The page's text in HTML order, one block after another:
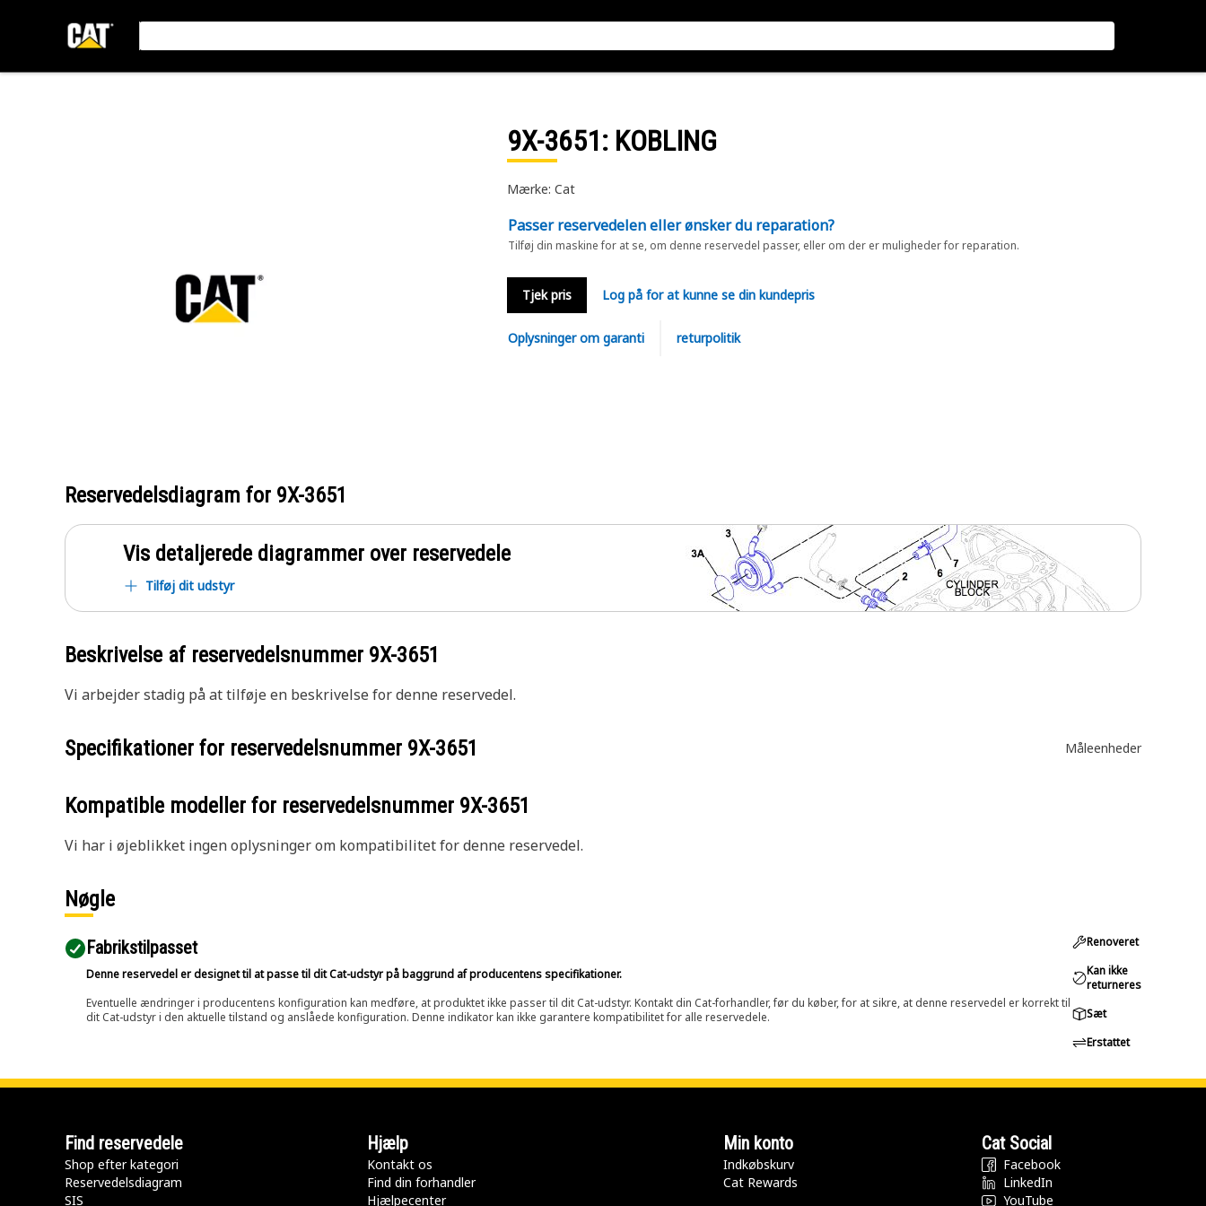
9X-3651: KOBLING
Mærke: Cat
Passer reservedelen eller ønsker du reparation?
Tilføj din maskine for at se, om denne reservedel passer, eller om der er muligheder for reparation.
Tjek pris Log på for at kunne se din kundepris
Oplysninger om garanti returpolitik
Reservedelsdiagram for 9X-3651
Vis detaljerede diagrammer over reservedele
Tilføj dit udstyr
Beskrivelse af reservedelsnummer 9X-3651
Vi arbejder stadig på at tilføje en beskrivelse for denne reservedel.
Specifikationer for reservedelsnummer 9X-3651 Måleenheder
Kompatible modeller for reservedelsnummer 9X-3651
Vi har i øjeblikket ingen oplysninger om kompatibilitet for denne reservedel.
Nøgle
Fabrikstilpasset
Denne reservedel er designet til at passe til dit Cat-udstyr på baggrund af producentens specifikationer.
Eventuelle ændringer i producentens konfiguration kan medføre, at produktet ikke passer til dit Cat-udstyr. Kontakt din Cat-forhandler, før du køber, for at sikre, at denne reservedel er korrekt til
dit Cat-udstyr i den aktuelle tilstand og anslåede konfiguration. Denne indikator kan ikke garantere kompatibilitet for alle reservedele.
Renoveret
Kan ikke
returneres
Sæt
Erstattet
Find reservedele
Shop efter kategori
Reservedelsdiagram
SIS
Hjælp
Kontakt os
Find din forhandler
Hjælpecenter
Min konto
Indkøbskurv
Cat Rewards
Cat Social
Facebook
LinkedIn
YouTube